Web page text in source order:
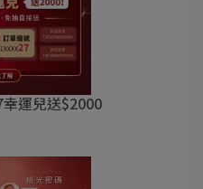
運兒送$2000